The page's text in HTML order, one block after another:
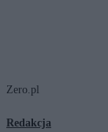
Zero.pl
Redakcja